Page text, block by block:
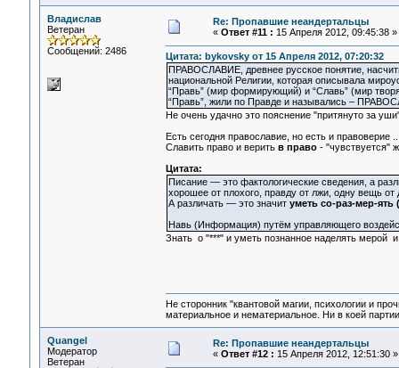
Владислав
Ветеран
Сообщений: 2486
Re: Пропавшие неандертальцы
« Ответ #11 : 15 Апреля 2012, 09:45:38 »
Цитата: bykovsky от 15 Апреля 2012, 07:20:32
ПРАВОСЛАВИЕ, древнее русское понятие,
национальной Религии, которая описывала
“Правь” (мир формирующий) и “Славь” (мир
“Правь”, жили по Правде и назывались –
Не очень удачно это пояснение "притянуто за
Есть сегодня православие, но есть и правоверие ..
Славить право и верить в право- "чувствуется"
Цитата:
Писание — это фактологические сведения, а
хорошее от плохого, правду от лжи, одну вещь от
А различать — это значит уметь со-раз-мер-
Навь (Информация) путём управляющего
Знать о "***" и уметь познанное наделять мерой
Не сторонник "квантовой магии, психологии и
материальное и нематериальное. Ни в коей
Quangel
Модератор
Ветеран
Re: Пропавшие неандертальцы
« Ответ #12 : 15 Апреля 2012, 12:51:30 »